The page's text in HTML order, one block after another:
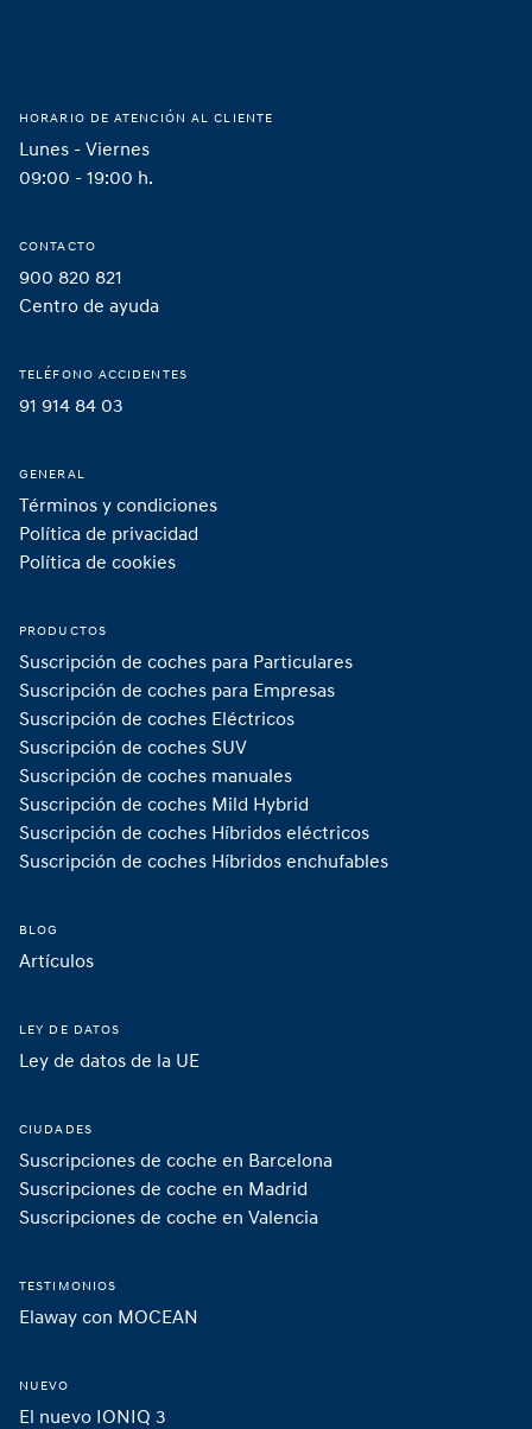
HORARIO DE ATENCIÓN AL CLIENTE
Lunes - Viernes
09:00 - 19:00 h.
CONTACTO
900 820 821
Centro de ayuda
TELÉFONO ACCIDENTES
91 914 84 03
GENERAL
Términos y condiciones
Política de privacidad
Política de cookies
PRODUCTOS
Suscripción de coches para Particulares
Suscripción de coches para Empresas
Suscripción de coches Eléctricos
Suscripción de coches SUV
Suscripción de coches manuales
Suscripción de coches Mild Hybrid
Suscripción de coches Híbridos eléctricos
Suscripción de coches Híbridos enchufables
BLOG
Artículos
LEY DE DATOS
Ley de datos de la UE
CIUDADES
Suscripciones de coche en Barcelona
Suscripciones de coche en Madrid
Suscripciones de coche en Valencia
TESTIMONIOS
Elaway con MOCEAN
NUEVO
El nuevo IONIQ 3